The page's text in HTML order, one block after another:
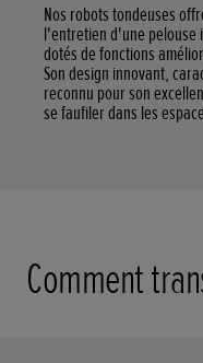
Nos robots tondeuses
l'entretien d'une pelouse
dotés de fonctions
Son design innovant,
reconnu pour son
se faufiler dans les
Comment